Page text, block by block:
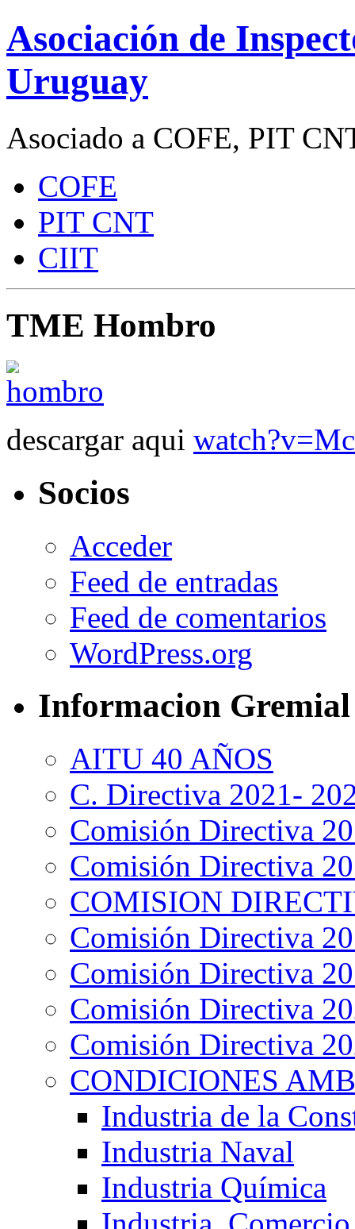
Asociación de
Uruguay
Asociado a COFE, PIT
COFE
PIT CNT
CIIT
TME Hombro
descargar aqui
Socios
Acceder
Feed de entradas
Feed de comentarios
WordPress.org
Informacion Gremial
AITU 40 AÑOS
C. Directiva 2021-
Comisión Directiva
Comisión Directiva
COMISION
Comisión Directiva
Comisión Directiva
Comisión Directiva
Comisión Directiva
CONDICIONES
Industria de la
Industria Naval
Industria Química